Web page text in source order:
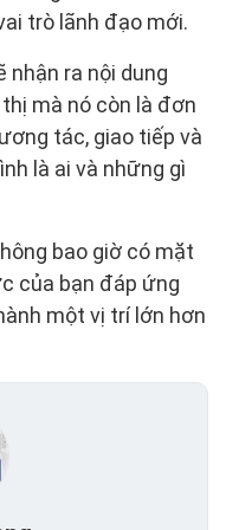
trò lãnh đạo mới.
nhận ra nội dung
mà nó còn là đơn
tác, giao tiếp và
là ai và những gì
bao giờ có mặt
của bạn đáp ứng
một vị trí lớn hơn